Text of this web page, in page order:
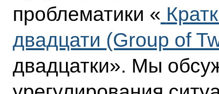
проблематики «
двадцати (Group of
двадцатки». Мы